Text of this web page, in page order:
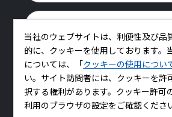
コーポレートサイトはこち
当社のウェブサイトは、利便性及び品
的に、クッキーを使用しております。
については、「クッキーの使用につい
い。サイト訪問者には、クッキーを許
択する権利があります。クッキー許可
利用のブラウザの設定をご確認くださ